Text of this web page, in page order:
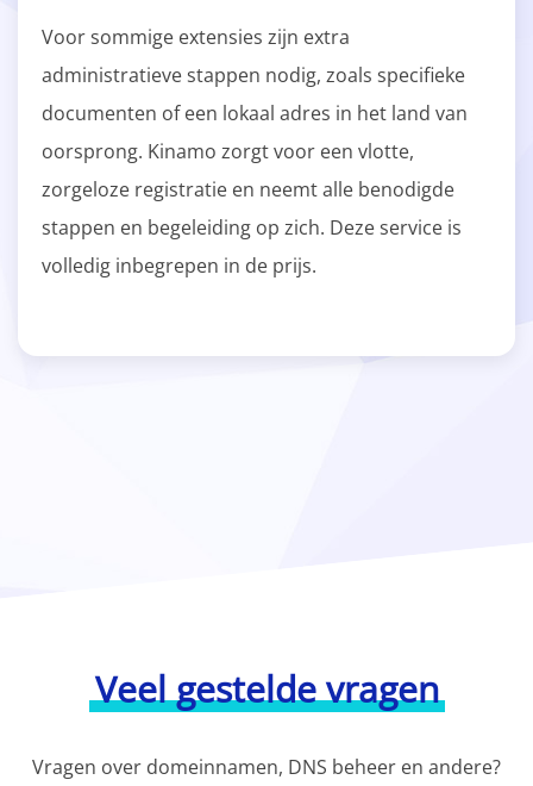
Voor sommige extensies zijn extra
administratieve stappen nodig, zoals specifieke
documenten of een lokaal adres in het land van
oorsprong. Kinamo zorgt voor een vlotte,
zorgeloze registratie en neemt alle benodigde
stappen en begeleiding op zich. Deze service is
volledig inbegrepen in de prijs.
Veel gestelde vragen
Vragen over domeinnamen, DNS beheer en andere?